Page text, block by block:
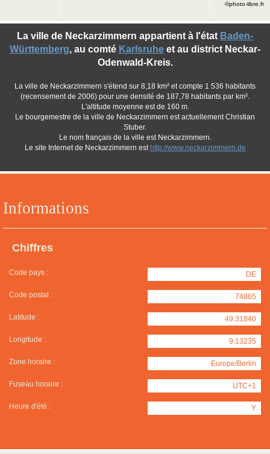
Informations
Chiffres
Code pays : DE
Code postal : 74865
Latitude : 49.31840
Longitude : 9.13235
Zone horaire : Europe/Berlin
Fuseau horaire : UTC+1
Heure d'été : Y
La ville de Neckarzimmern appartient à l'état Baden-
Württemberg, au comté Karlsruhe et au district Neckar-
Odenwald-Kreis.
La ville de Neckarzimmern s'étend sur 8,18 km² et compte 1 536 habitants
(recensement de 2006) pour une densité de 187,78 habitants par km².
L'altitude moyenne est de 160 m.
Le bourgemestre de la ville de Neckarzimmern est actuellement Christian
Stuber.
Le nom français de la ville est Neckarzimmern.
Le site Internet de Neckarzimmern est http://www.neckarzimmern.de
©photo-libre.fr